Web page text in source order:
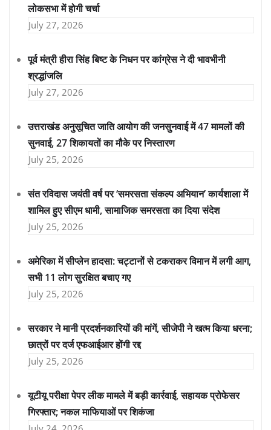
लोकसभा में होगी चर्चा
July 27, 2026
पूर्व मंत्री हीरा सिंह बिष्ट के निधन पर कांग्रेस ने दी भावभीनी
श्रद्धांजलि
July 27, 2026
उत्तराखंड अनुसूचित जाति आयोग की जनसुनवाई में 47 मामलों की
सुनवाई, 27 शिकायतों का मौके पर निस्तारण
July 25, 2026
संत रविदास जयंती वर्ष पर ‘समरसता संकल्प अभियान’ कार्यशाला में
शामिल हुए सीएम धामी, सामाजिक समरसता का दिया संदेश
July 25, 2026
अमेरिका में सीप्लेन हादसा: चट्टानों से टकराकर विमान में लगी आग,
सभी 11 लोग सुरक्षित बचाए गए
July 25, 2026
सरकार ने मानी प्रदर्शनकारियों की मांगें, सीजेपी ने खत्म किया धरना;
छात्रों पर दर्ज एफआईआर होंगी रद्द
July 25, 2026
यूटीयू परीक्षा पेपर लीक मामले में बड़ी कार्रवाई, सहायक प्रोफेसर
गिरफ्तार; नकल माफियाओं पर शिकंजा